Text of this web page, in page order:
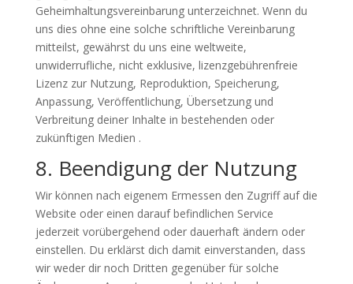
Geheimhaltungsvereinbarung unterzeichnet. Wenn du
uns dies ohne eine solche schriftliche Vereinbarung
mitteilst, gewährst du uns eine weltweite,
unwiderrufliche, nicht exklusive, lizenzgebührenfreie
Lizenz zur Nutzung, Reproduktion, Speicherung,
Anpassung, Veröffentlichung, Übersetzung und
Verbreitung deiner Inhalte in bestehenden oder
zukünftigen Medien .
8. Beendigung der Nutzung
Wir können nach eigenem Ermessen den Zugriff auf die
Website oder einen darauf befindlichen Service
jederzeit vorübergehend oder dauerhaft ändern oder
einstellen. Du erklärst dich damit einverstanden, dass
wir weder dir noch Dritten gegenüber für solche